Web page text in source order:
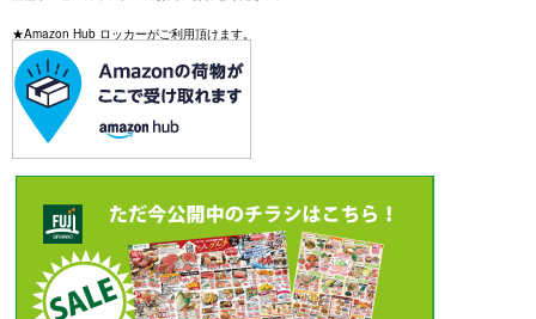
★Amazon Hub ロッカーがご利用頂けます。